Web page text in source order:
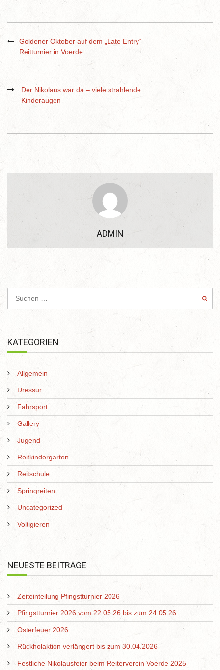
Goldener Oktober auf dem „Late Entry“
Reitturnier in Voerde
Der Nikolaus war da – viele strahlende
Kinderaugen
ADMIN
KATEGORIEN
Allgemein
Dressur
Fahrsport
Gallery
Jugend
Reitkindergarten
Reitschule
Springreiten
Uncategorized
Voltigieren
NEUESTE BEITRÄGE
Zeiteinteilung Pfingstturnier 2026
Pfingstturnier 2026 vom 22.05.26 bis zum 24.05.26
Osterfeuer 2026
Rückholaktion verlängert bis zum 30.04.2026
Festliche Nikolausfeier beim Reiterverein Voerde 2025